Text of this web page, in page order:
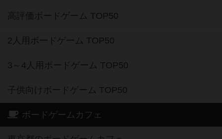
高評価ボードゲーム TOP50
2人用ボードゲーム TOP50
3～4人用ボードゲーム TOP50
子供向けボードゲーム TOP50
ボードゲームカフェ